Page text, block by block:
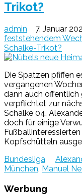
Trikot?
admin 7. Januar
feststehendem
Schalke-Trikot?
Die Spatzen pfiffen
vergangenen
dann auch öffentlich
verpflichtet zur
Schalke 04,
doch für einige
Kopfschütteln
Bundesliga
München, Manuel
Werbung